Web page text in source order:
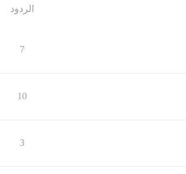
الردود
7
10
3